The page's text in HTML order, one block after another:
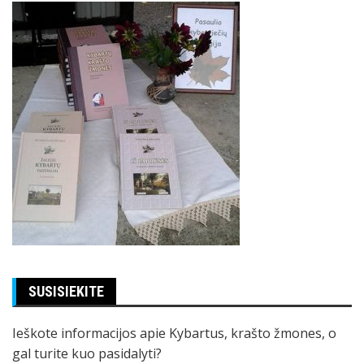
SUSISIEKITE
Ieškote informacijos apie Kybartus, krašto žmones, o
gal turite kuo pasidalyti?